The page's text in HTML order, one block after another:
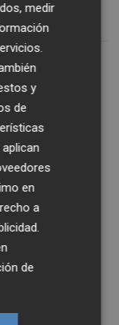
medir
y
de
en
a
.
de